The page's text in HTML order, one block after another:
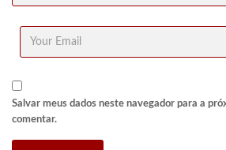
Salvar meus dados neste navegador para a
comentar.